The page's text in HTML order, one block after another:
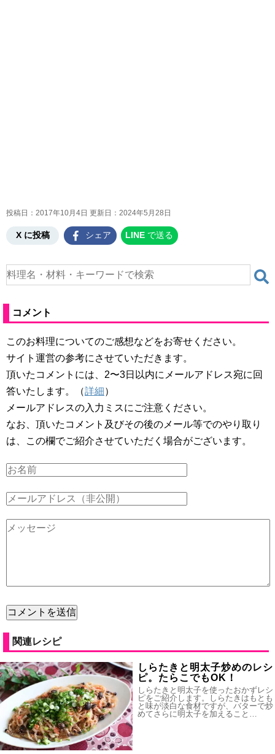
投稿日：2017年10月4日 更新日： 2024年5月28日
X に投稿 シェア LINE で送る
コメント
このお料理についてのご感想などをお寄せください。
サイト運営の参考にさせていただきます。
頂いたコメントには、2〜3日以内にメールアドレス宛に回
答いたします。（詳細）
メールアドレスの入力ミスにご注意ください。
なお、頂いたコメント及びその後のメール等でのやり取り
は、この欄でご紹介させていただく場合がございます。
関連レシピ
しらたきと明太子炒めのレシ
ピ。たらこでもOK！
しらたきと明太子を使ったおかずレシ
ピをご紹介します。しらたきはもとも
と味が淡白な食材ですが、バターで炒
めてさらに明太子を加えること…